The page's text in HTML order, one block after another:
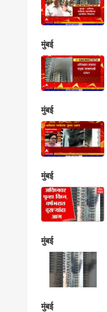
मुंबई
मुंबई
मुंबई
मुंबई
मुंबई